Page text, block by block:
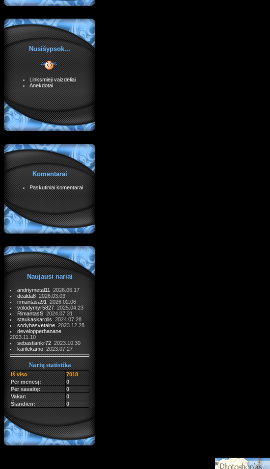
Nusišypsok...
Linksmieji vaizdeliai
Anekdotai
Komentarai
Paskutiniai komentarai
Naujausi nariai
andriymetal112026.06.17
dealda82026.03.03
rimantasa912026.02.06
volodymyr58272025.04.23
RimantasS2024.07.31
staukaskarolis2024.07.28
sodybasvetaine2023.12.28
developperhanane
2023.11.10
sebastiankr722023.10.30
karilekamo2023.07.27
Narių statistika
Iš viso
7018
Per mėnesį:
0
Per savaitę:
0
Vakar:
0
Šiandien:
0